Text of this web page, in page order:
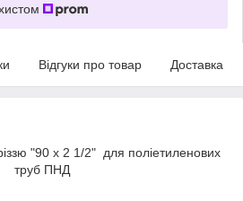
Відгуки про товар Доставка
"90 х 2 1/2" для поліетиленових
труб ПНД